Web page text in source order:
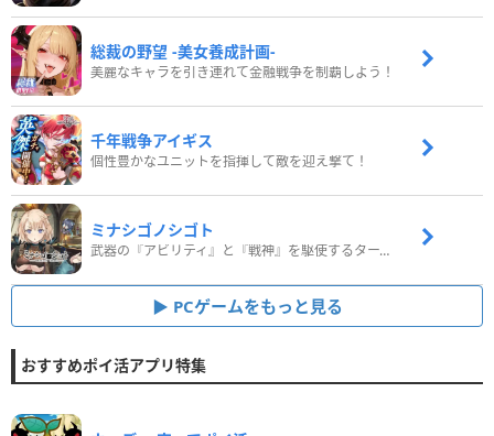
総裁の野望 -美女養成計画-
美麗なキャラを引き連れて金融戦争を制覇しよう！
千年戦争アイギス
個性豊かなユニットを指揮して敵を迎え撃て！
ミナシゴノシゴト
武器の『アビリティ』と『戦神』を駆使するターン制コマンドバトルRPG！
PCゲームをもっと見る
おすすめポイ活アプリ特集